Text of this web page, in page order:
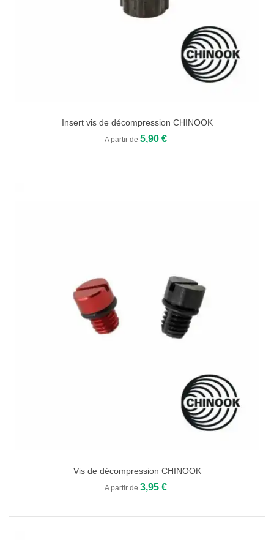
Insert vis de décompression CHINOOK
A partir de 5,90 €
Vis de décompression CHINOOK
A partir de 3,95 €